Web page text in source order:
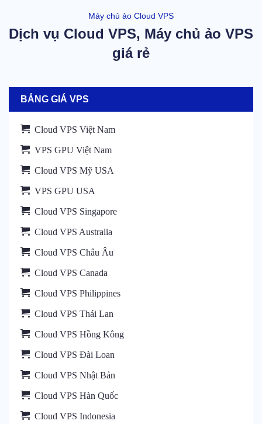
Máy chủ ảo Cloud VPS
Dịch vụ Cloud VPS, Máy chủ ảo VPS
giá rẻ
BẢNG GIÁ VPS
Cloud VPS Việt Nam
VPS GPU Việt Nam
Cloud VPS Mỹ USA
VPS GPU USA
Cloud VPS Singapore
Cloud VPS Australia
Cloud VPS Châu Âu
Cloud VPS Canada
Cloud VPS Philippines
Cloud VPS Thái Lan
Cloud VPS Hồng Kông
Cloud VPS Đài Loan
Cloud VPS Nhật Bản
Cloud VPS Hàn Quốc
Cloud VPS Indonesia